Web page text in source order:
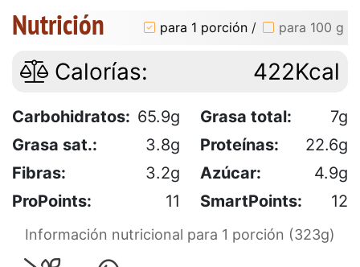
Nutrición para 1 porción / para 100 g
Calorías: 422Kcal
Carbohidratos: 65.9g Grasa total:
7g
Grasa sat.:
3.8g Proteínas:
22.6g
Fibras:
3.2g Azúcar:
4.9g
ProPoints:
11 SmartPoints: 12
Información nutricional para 1 porción (323g)